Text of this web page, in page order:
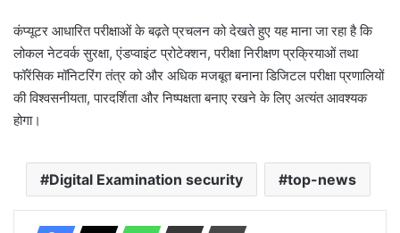
कंप्यूटर आधारित परीक्षाओं के बढ़ते प्रचलन को देखते हुए यह माना जा रहा है कि
लोकल नेटवर्क सुरक्षा, एंडप्वाइंट प्रोटेक्शन, परीक्षा निरीक्षण प्रक्रियाओं तथा
फॉरेंसिक मॉनिटरिंग तंत्र को और अधिक मजबूत बनाना डिजिटल परीक्षा प्रणालियों
की विश्वसनीयता, पारदर्शिता और निष्पक्षता बनाए रखने के लिए अत्यंत आवश्यक
होगा।
Digital Examination security top-news